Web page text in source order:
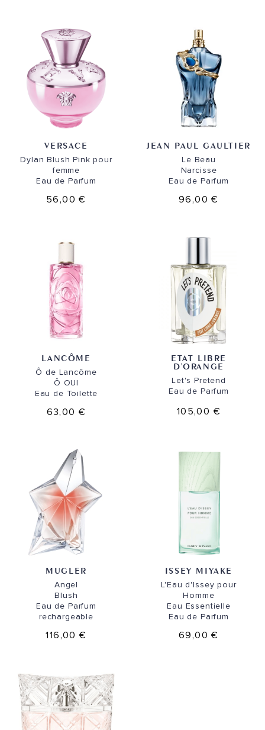
VERSACE
Dylan Blush Pink pour
femme
Eau de Parfum
56,00 €
JEAN PAUL GAULTIER
Le Beau
Narcisse
Eau de Parfum
96,00 €
LANCÔME
Ô de Lancôme
Ô OUI
Eau de Toilette
63,00 €
ETAT LIBRE
D'ORANGE
Let's Pretend
Eau de Parfum
105,00 €
MUGLER
Angel
Blush
Eau de Parfum
rechargeable
116,00 €
ISSEY MIYAKE
L'Eau d'Issey pour
Homme
Eau Essentielle
Eau de Parfum
69,00 €